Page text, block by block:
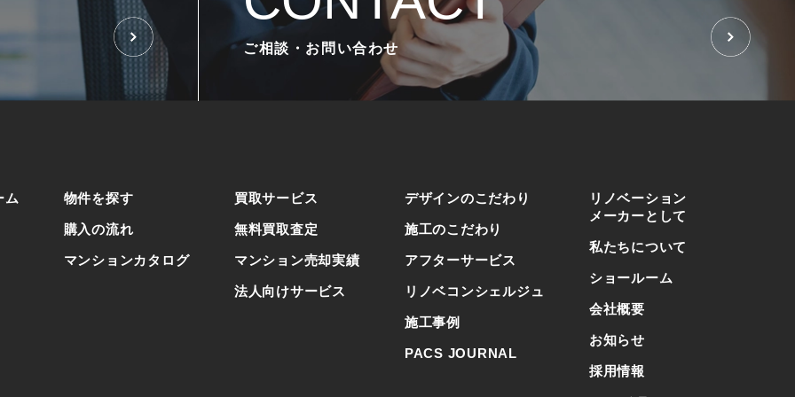
ご相談・お問い合わせ
ム 物件を探す
購入の流れ
マンションカタログ
買取サービス
無料買取査定
マンション売却実績
法人向けサービス
デザインのこだわり
施工のこだわり
アフターサービス
リノベコンシェルジュ
施工事例
PACS JOURNAL
リノベーション
メーカーとして
私たちについて
ショールーム
会社概要
お知らせ
採用情報